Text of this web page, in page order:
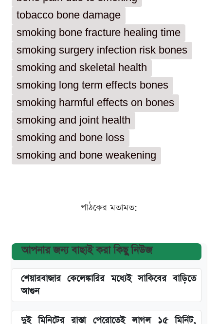
tobacco bone damage
smoking bone fracture healing time
smoking surgery infection risk bones
smoking and skeletal health
smoking long term effects bones
smoking harmful effects on bones
smoking and joint health
smoking and bone loss
smoking and bone weakening
পাঠকের মতামত:
আপনার জন্য বাছাই করা কিছু নিউজ
শেয়ারবাজার কেলেঙ্কারির মধ্যেই সাকিবের বাড়িতে
আগুন
দুই মিনিটের রাস্তা পেরোতেই লাগল ১৫ মিনিট,